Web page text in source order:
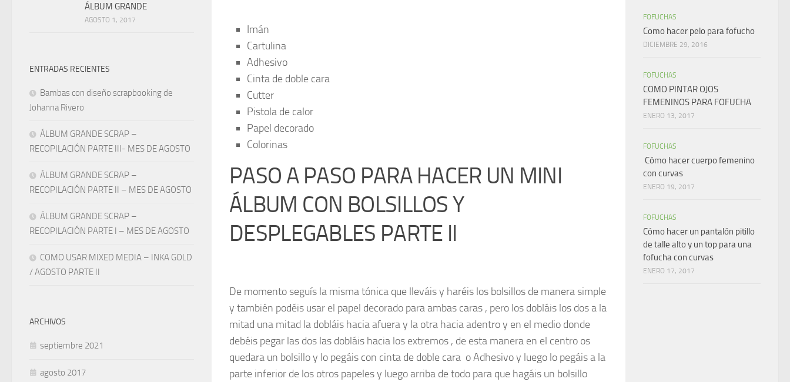
Imán
Cartulina
Adhesivo
Cinta de doble cara
Cutter
Pistola de calor
Papel decorado
Colorinas
PASO A PASO PARA HACER UN MINI
ÁLBUM CON BOLSILLOS Y
DESPLEGABLES PARTE II
De momento seguís la misma tónica que lleváis y haréis los bolsillos de manera simple
y también podéis usar el papel decorado para ambas caras , pero los dobláis los dos a la
mitad una mitad la dobláis hacia afuera y la otra hacia adentro y en el medio donde
debéis pegar las dos las dobláis hacia los extremos , de esta manera en el centro os
quedara un bolsillo y lo pegáis con cinta de doble cara o Adhesivo y luego lo pegáis a la
parte inferior de los otros papeles y luego arriba de todo para que hagáis un bolsillo
ÁLBUM GRANDE
AGOSTO 1, 2017
ENTRADAS RECIENTES
Bambas con diseño scrapbooking de
Johanna Rivero
ÁLBUM GRANDE SCRAP –
RECOPILACIÓN PARTE III- MES DE AGOSTO
ÁLBUM GRANDE SCRAP –
RECOPILACIÓN PARTE II – MES DE AGOSTO
ÁLBUM GRANDE SCRAP –
RECOPILACIÓN PARTE I – MES DE AGOSTO
COMO USAR MIXED MEDIA – INKA GOLD
/ AGOSTO PARTE II
ARCHIVOS
septiembre 2021
agosto 2017
FOFUCHAS
Como hacer pelo para fofucho
DICIEMBRE 29, 2016
FOFUCHAS
COMO PINTAR OJOS
FEMENINOS PARA FOFUCHA
ENERO 13, 2017
FOFUCHAS
Cómo hacer cuerpo femenino
con curvas
ENERO 19, 2017
FOFUCHAS
Cómo hacer un pantalón pitillo
de talle alto y un top para una
fofucha con curvas
ENERO 17, 2017